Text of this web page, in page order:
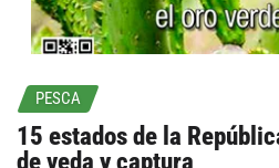
PESCA
15 estados de la
de veda y captura